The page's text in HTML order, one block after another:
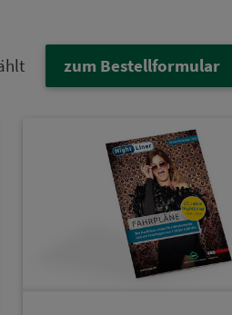
zum Bestellformular